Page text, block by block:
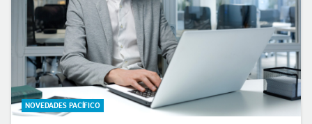
NOVEDADES PACÍFICO